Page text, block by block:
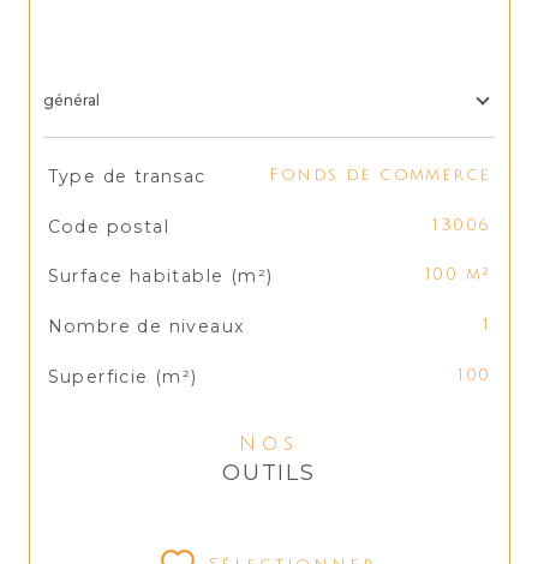
général
TRAD_SIROCCO_Caracteristique Valeurs
Type de transac Fonds de commerce
Code postal 13006
Surface habitable (m²) 100 m²
Nombre de niveaux 1
Superficie (m²) 100
Nos
OUTILS